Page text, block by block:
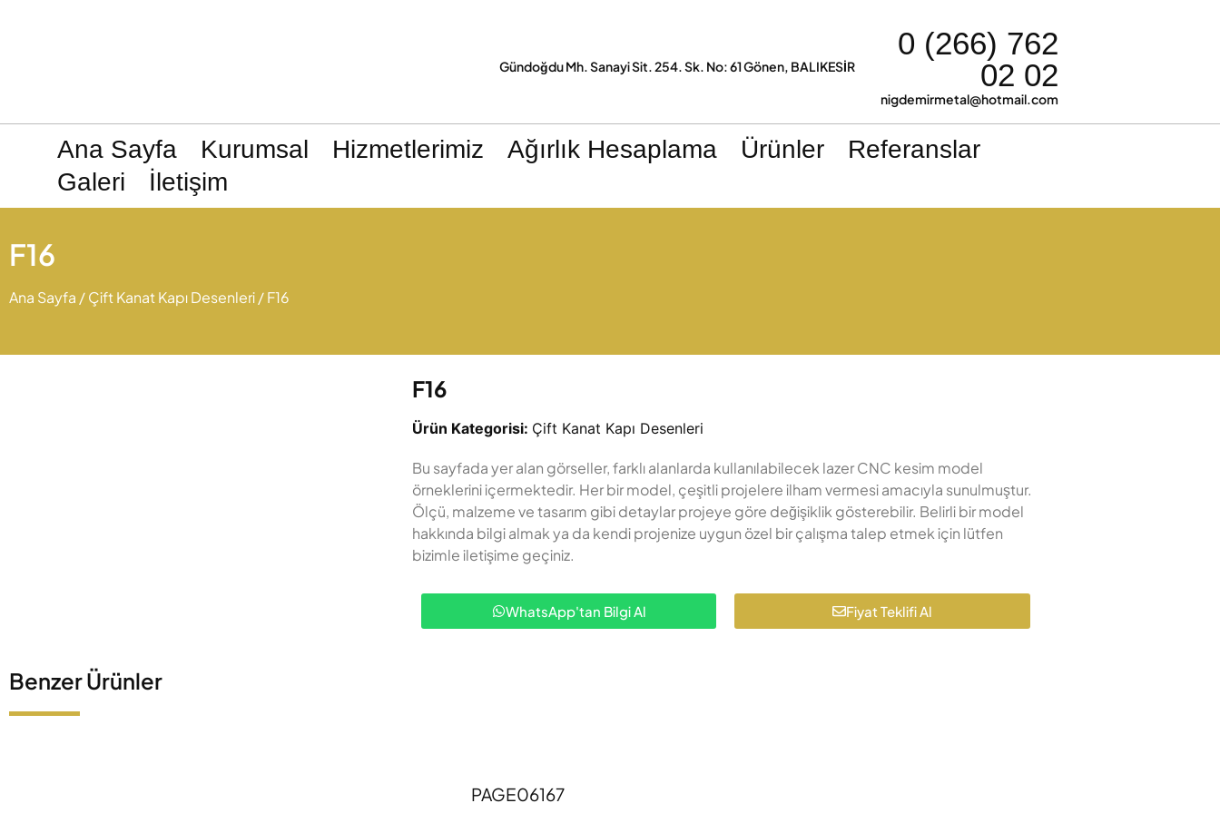
Gündoğdu Mh. Sanayi Sit. 254. Sk. No: 61 Gönen, BALIKESİR
0 (266) 762
02 02
nigdemirmetal@hotmail.com
Ana Sayfa Kurumsal Hizmetlerimiz Ağırlık Hesaplama Ürünler
Referanslar
Galeri
İletişim
F16
Ana Sayfa /Çift Kanat Kapı Desenleri/ F16
F16
Ürün Kategorisi: Çift Kanat Kapı Desenleri
Bu sayfada yer alan görseller, farklı alanlarda kullanılabilecek lazer CNC kesim model
örneklerini içermektedir. Her bir model, çeşitli projelere ilham vermesi amacıyla sunulmuştur.
Ölçü, malzeme ve tasarım gibi detaylar projeye göre değişiklik gösterebilir. Belirli bir model
hakkında bilgi almak ya da kendi projenize uygun özel bir çalışma talep etmek için lütfen
bizimle iletişime geçiniz.
WhatsApp'tan Bilgi Al Fiyat Teklifi Al
Benzer Ürünler
PAGE06167